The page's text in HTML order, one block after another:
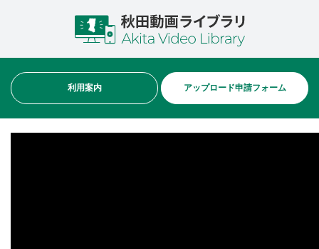
利用案内 アップロード申請フォーム